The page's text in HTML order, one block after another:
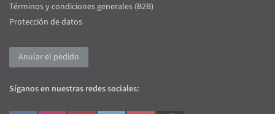
Términos y condiciones generales (B2B)
Protección de datos
Anular el pedido
Síganos en nuestras redes sociales: